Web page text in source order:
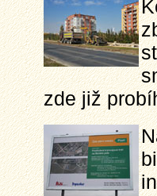
zde již